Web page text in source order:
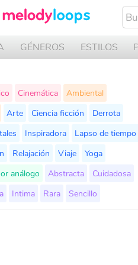
GÉNEROS ESTILOS
Cinemática
Ambiental
Arte Ciencia ficción
Derrota
Inspiradora
Lapso de tiempo
Relajación Viaje
Yoga
análogo
Abstracta
Cuidadosa
Intima Rara Sencillo